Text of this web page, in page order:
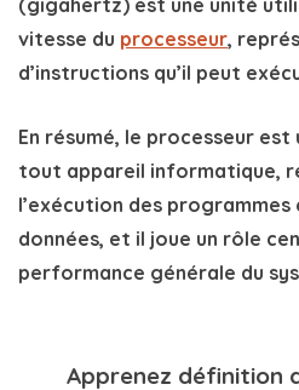
vitesse du processeur,
d’instructions qu’il peut
En résumé, le processeur est
tout appareil informatique,
l’exécution des
données, et il joue un rôle
performance générale du
Apprenez définition